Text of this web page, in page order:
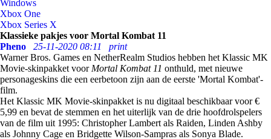
Windows
Xbox One
Xbox Series X
Klassieke pakjes voor Mortal Kombat 11
Pheno
25-11-2020 08:11
print
Warner Bros. Games en NetherRealm Studios hebben het Klassic MK
Movie-skinpakket voor Mortal Kombat 11 onthuld, met nieuwe
personageskins die een eerbetoon zijn aan de eerste 'Mortal Kombat'-
film.
Het Klassic MK Movie-skinpakket is nu digitaal beschikbaar voor €
5,99 en bevat de stemmen en het uiterlijk van de drie hoofdrolspelers
van de film uit 1995: Christopher Lambert als Raiden, Linden Ashby
als Johnny Cage en Bridgette Wilson-Sampras als Sonya Blade.